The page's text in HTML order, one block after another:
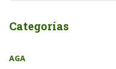
Categorías
AGA